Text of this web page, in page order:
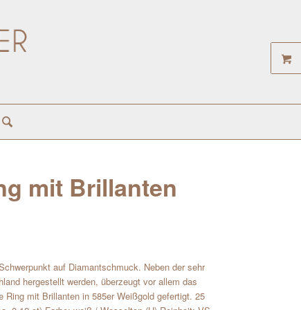
mit Brillanten
auf Diamantschmuck. Neben der sehr
hergestellt werden, überzeugt vor allem das
Ring mit Brillanten in 585er Weißgold gefertigt. 25